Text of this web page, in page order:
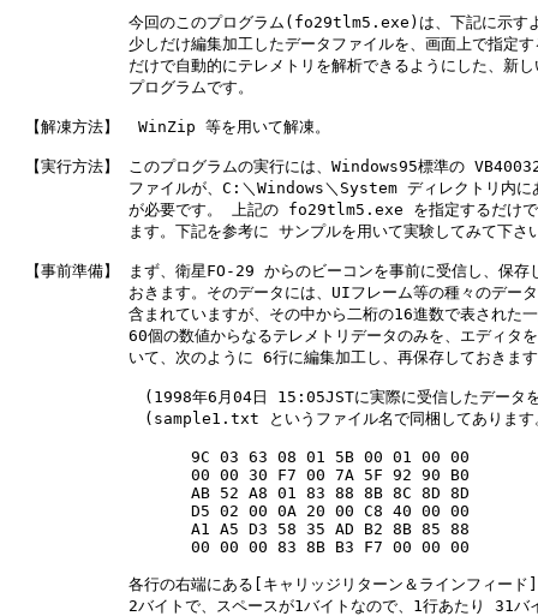
今回のこのプログラム(fo29tlm5.exe)は、下記に示すよ
少しだけ編集加工したデータファイルを、画面上で指定す
だけで自動的にテレメトリを解析できるようにした、新し
プログラムです。
【解凍方法】  WinZip 等を用いて解凍。
【実行方法】 このプログラムの実行には、Windows95標準の
ファイルが、C:＼Windows＼System ディレクトリ内に
が必要です。 上記の fo29tlm5.exe を指定するだけで
ます。下記を参考に サンプルを用いて実験してみて下さ
【事前準備】 まず、衛星FO-29 からのビーコンを事前に受信し、保存
おきます。そのデータには、UIフレーム等の種々のデータ
含まれていますが、その中から二桁の16進数で表された一
60個の数値からなるテレメトリデータのみを、エディタを
いて、次のように 6行に編集加工し、再保存しておきます
(1998年6月04日 15:05JSTに実際に受信したデータ
(sample1.txt というファイル名で同梱してあります
9C 03 63 08 01 5B 00 01 00 00
00 00 30 F7 00 7A 5F 92 90 B0
AB 52 A8 01 83 88 8B 8C 8D 8D
D5 02 00 0A 20 00 C8 40 00 00
A1 A5 D3 58 35 AD B2 8B 85 88
00 00 00 83 8B B3 F7 00 00 00
各行の右端にある[キャリッジリターン＆ラインフィード]
2バイトで、スペースが1バイトなので、1行あたり 31バ